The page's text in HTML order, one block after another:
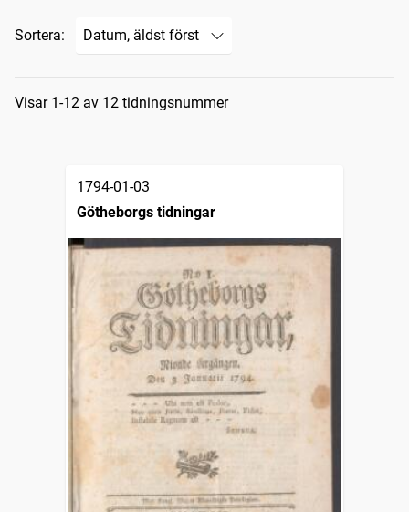
Sortera:
Sökresultat
Visar 1-12 av 12 tidningsnummer
1794-01-03
Götheborgs tidningar